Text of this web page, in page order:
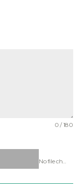
0 / 180
No file chosen